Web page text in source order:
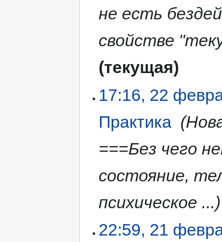
не есть
свойстве
текущая
17:16, 22
Практика
===Без чего
состояние,
психическое ...
22:59, 21